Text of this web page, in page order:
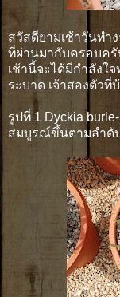
สวัสดียามเช้าวันทำ
ที่ผ่านมากับครอบค
เช้านี้จะได้มีกำลังใ
ระบาด เจ้าสองตัวที่
รูปที่ 1 Dyckia
สมบูรณ์ขึ้นตามลำดั